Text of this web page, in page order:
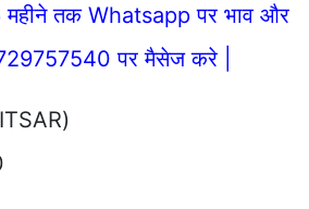
महीने तक Whatsapp पर भाव और
पर मैसेज करे |